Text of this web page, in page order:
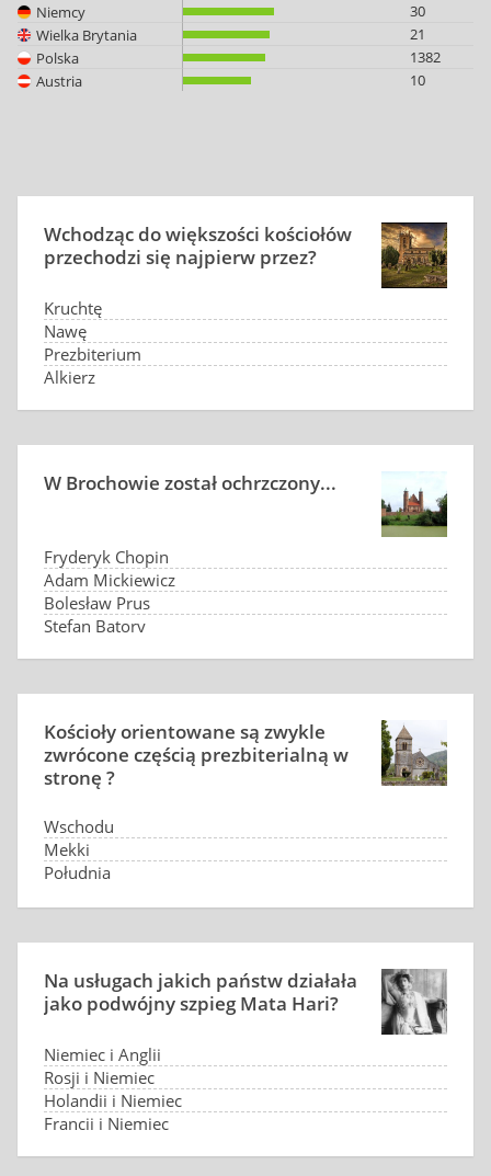
Niemcy
30
Wielka Brytania
21
Polska
1382
Austria
10
Wchodząc do większości kościołów
przechodzi się najpierw przez?
Kruchtę
Nawę
Prezbiterium
Alkierz
W Brochowie został ochrzczony...
Fryderyk Chopin
Adam Mickiewicz
Bolesław Prus
Stefan Batory
Kościoły orientowane są zwykle
zwrócone częścią prezbiterialną w
stronę ?
Wschodu
Mekki
Południa
Na usługach jakich państw działała
jako podwójny szpieg Mata Hari?
Niemiec i Anglii
Rosji i Niemiec
Holandii i Niemiec
Francji i Niemiec